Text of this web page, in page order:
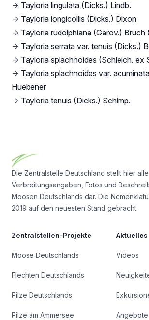
→ Tayloria lingulata (Dicks.) Lindb.
→ Tayloria longicollis (Dicks.) Dixon
→ Tayloria rudolphiana (Garov.) Bruch
→ Tayloria serrata var. tenuis (Dicks.)
→ Tayloria splachnoides (Schleich. ex
→ Tayloria splachnoides var.
Huebener
→ Tayloria tenuis (Dicks.) Schimp.
Die Zentralstelle Deutschland stellt hier alle
Verbreitungsangaben, Fotos und
Moosen Deutschlands dar. Die
2019 auf den neuesten Stand gebracht.
Zentralstellen-Projekte
Moose Deutschlands
Flechten Deutschlands
Pilze Deutschlands
Pilze am Ammersee
Aktuelles
Videos